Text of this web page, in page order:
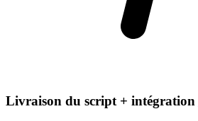
Livraison du script + intégration